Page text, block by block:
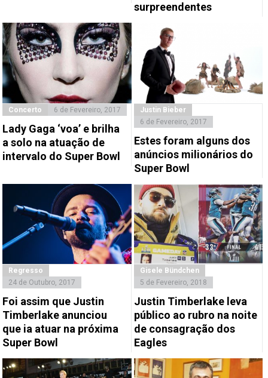
surpreendentes
Concerto 6 de Fevereiro, 2017
Lady Gaga ‘voa’ e brilha
a solo na atuação de
intervalo do Super Bowl
Justin Bieber
6 de Fevereiro, 2017
Estes foram alguns dos
anúncios milionários do
Super Bowl
Regresso
24 de Outubro, 2017
Foi assim que Justin
Timberlake anunciou
que ia atuar na próxima
Super Bowl
Gisele Bündchen
5 de Fevereiro, 2018
Justin Timberlake leva
público ao rubro na noite
de consagração dos
Eagles